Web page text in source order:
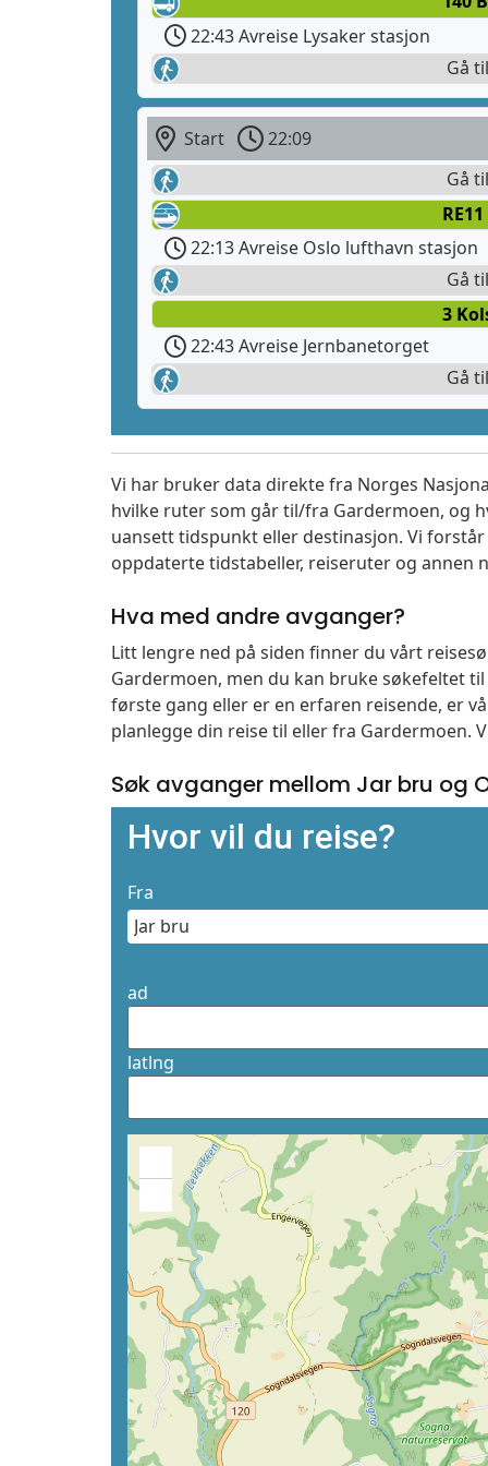
22:43 Avreise Lysaker stasjon
Gå
Start
22:09
Gå
22:13 Avreise Oslo lufthavn stasjon
Gå
3
22:43 Avreise Jernbanetorget
Gå
Vi har bruker data direkte fra Norges
hvilke ruter som går til/fra Gardermoen, og
uansett tidspunkt eller destinasjon. Vi
oppdaterte tidstabeller, reiseruter og annen
Hva med andre avganger?
Litt lengre ned på siden finner du vårt
Gardermoen, men du kan bruke søkefeltet
første gang eller er en erfaren reisende, er
planlegge din reise til eller fra Gardermoen.
Søk avganger mellom Jar bru og
Hvor vil du reise?
Fra
ad
latlng